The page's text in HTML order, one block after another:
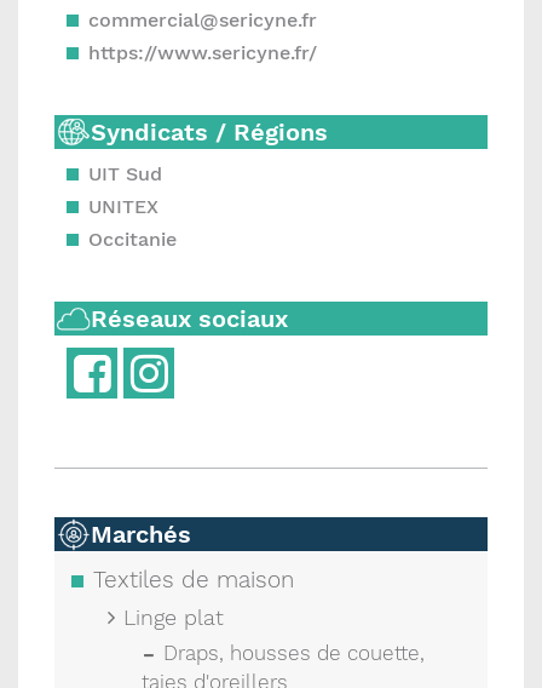
commercial@sericyne.fr
https://www.sericyne.fr/
Syndicats / Régions
UIT Sud
UNITEX
Occitanie
Réseaux sociaux
Marchés
Textiles de maison
Linge plat
Draps, housses de couette,
taies d'oreillers